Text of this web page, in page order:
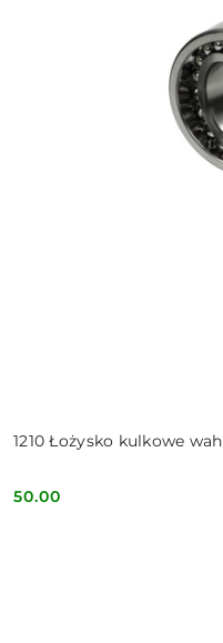
1210 Łożysko kulkowe
Cena:
50.00